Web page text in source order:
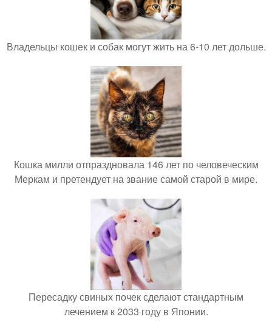
Владельцы кошек и собак могут жить на 6-10 лет дольше.
Кошка милли отпраздновала 146 лет по человеческим
Меркам и претендует на звание самой старой в мире.
Пересадку свиных почек сделают стандартным
лечением к 2033 году в Японии.